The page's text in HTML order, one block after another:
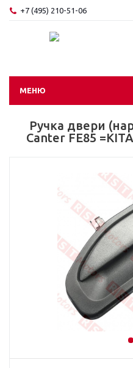
+7 (495) 210-51-06
МЕНЮ
Ручка двери
Canter FE85